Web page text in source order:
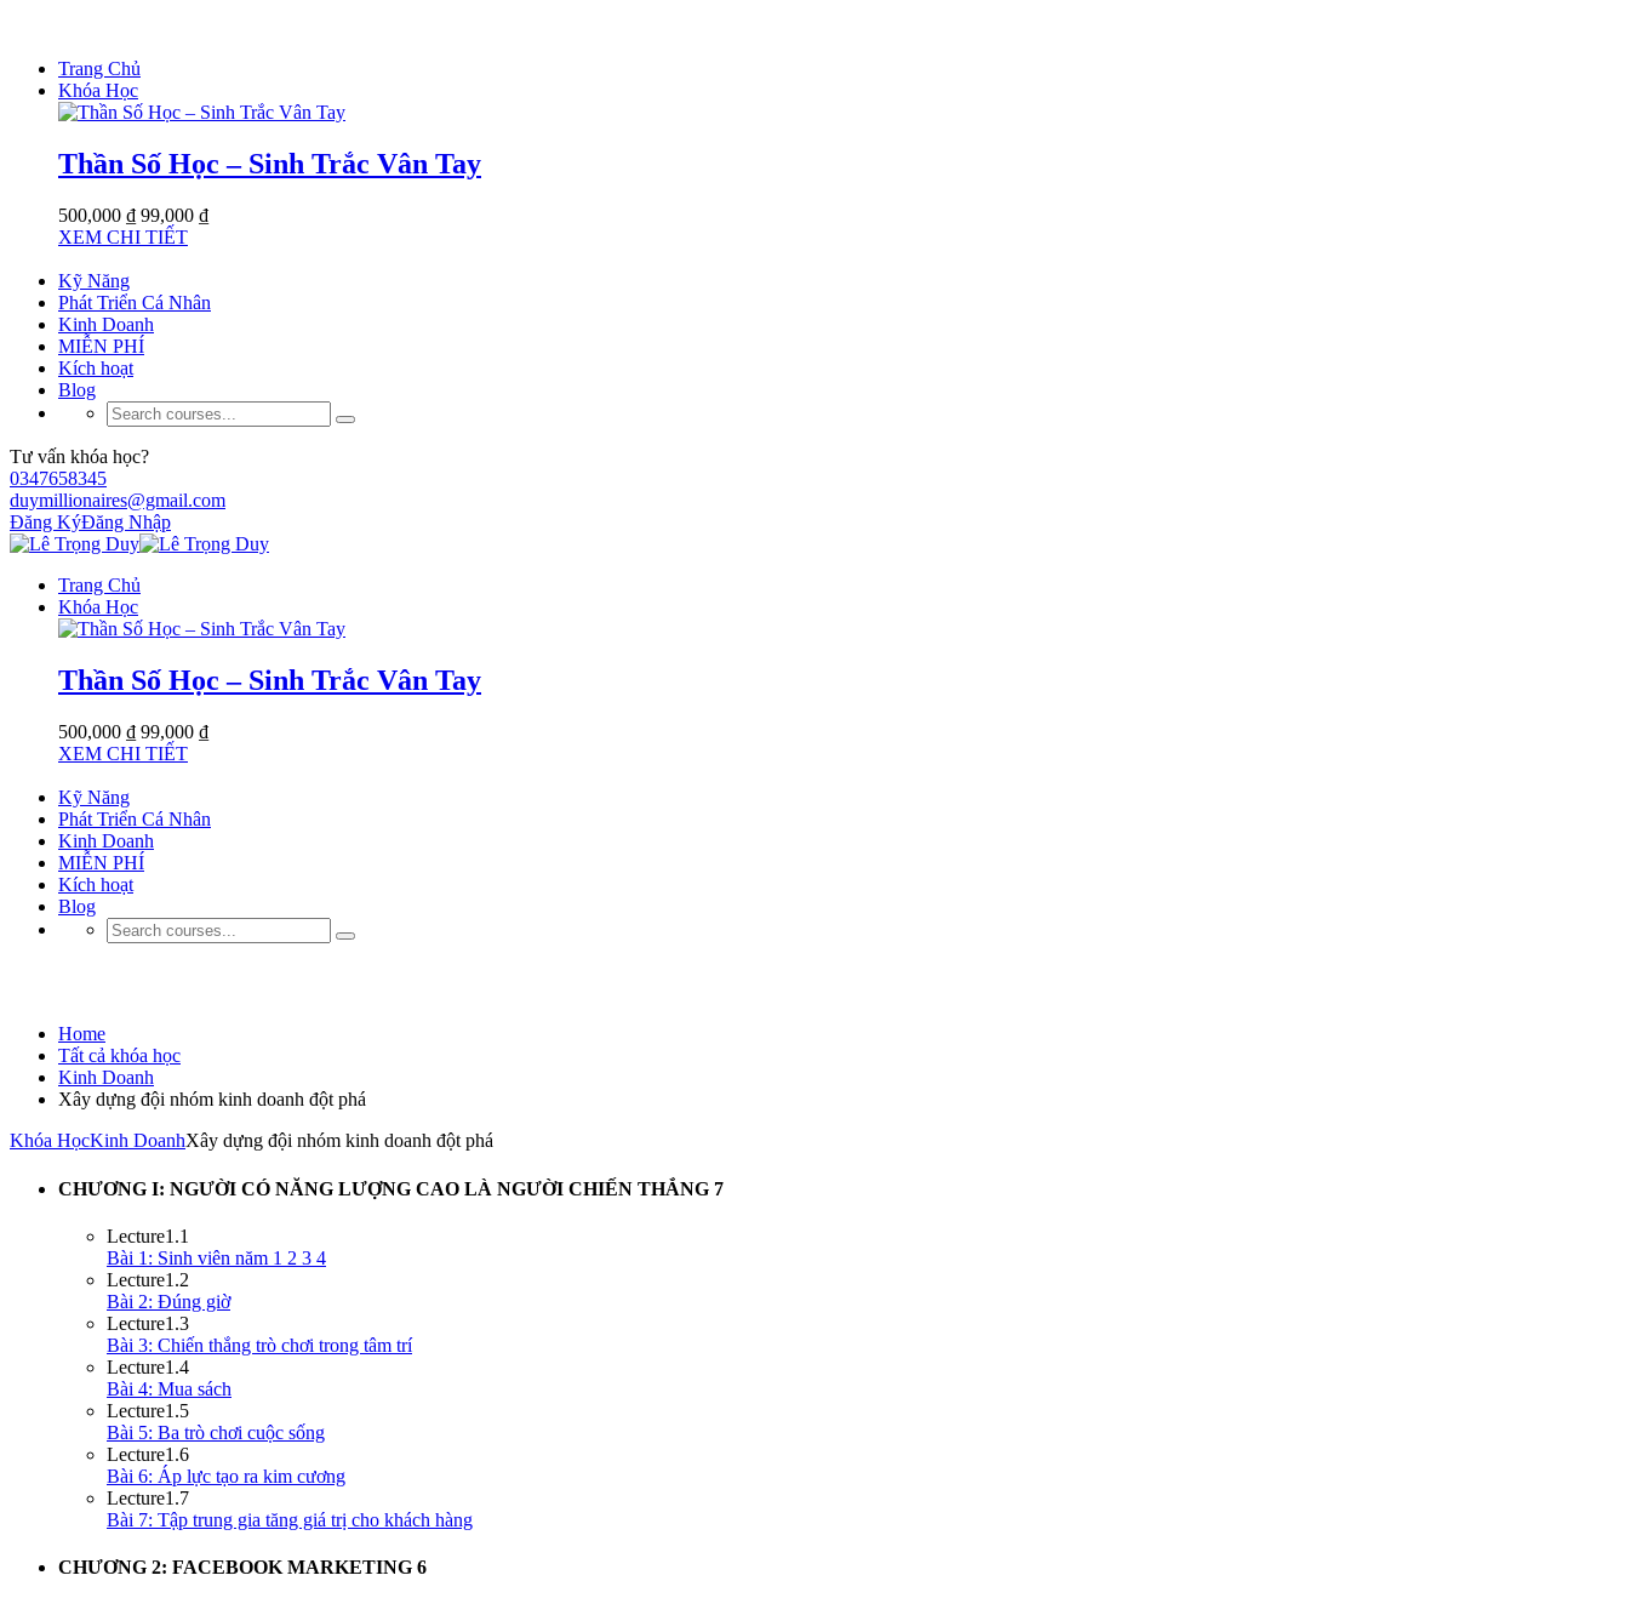
Trang Chủ
Khóa Học
Thần Số Học – Sinh Trắc Vân Tay
500,000 ₫ 99,000 ₫
XEM CHI TIẾT
Kỹ Năng
Phát Triển Cá Nhân
Kinh Doanh
MIỄN PHÍ
Kích hoạt
Blog
Tư vấn khóa học?
0347658345
duymillionaires@gmail.com
Đăng KýĐăng Nhập
Trang Chủ
Khóa Học
Thần Số Học – Sinh Trắc Vân Tay
500,000 ₫ 99,000 ₫
XEM CHI TIẾT
Kỹ Năng
Phát Triển Cá Nhân
Kinh Doanh
MIỄN PHÍ
Kích hoạt
Blog
Home
Tất cả khóa học
Kinh Doanh
Xây dựng đội nhóm kinh doanh đột phá
Khóa HọcKinh DoanhXây dựng đội nhóm kinh doanh đột phá
CHƯƠNG I: NGƯỜI CÓ NĂNG LƯỢNG CAO LÀ NGƯỜI CHIẾN THẮNG 7
Lecture1.1
Bài 1: Sinh viên năm 1 2 3 4
Lecture1.2
Bài 2: Đúng giờ
Lecture1.3
Bài 3: Chiến thắng trò chơi trong tâm trí
Lecture1.4
Bài 4: Mua sách
Lecture1.5
Bài 5: Ba trò chơi cuộc sống
Lecture1.6
Bài 6: Áp lực tạo ra kim cương
Lecture1.7
Bài 7: Tập trung gia tăng giá trị cho khách hàng
CHƯƠNG 2: FACEBOOK MARKETING 6